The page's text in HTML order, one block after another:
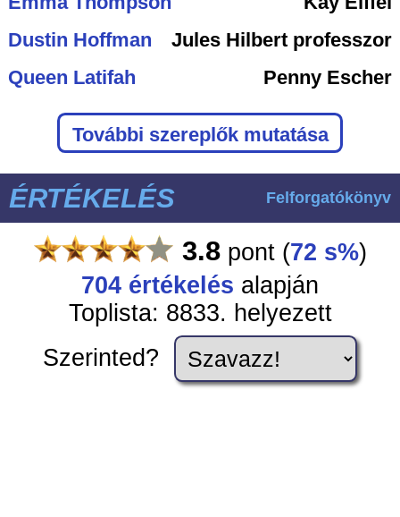
Dustin Hoffman
Jules Hilbert professzor
Queen Latifah
Penny Escher
További szereplők mutatása
ÉRTÉKELÉS Felforgatókönyv
3.8pont (72 s%)
704 értékelés alapján
Toplista: 8833. helyezett
Szerinted?